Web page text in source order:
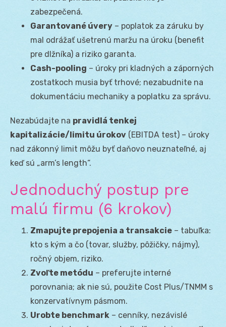
zabezpečená.
Garantované úvery – poplatok za záruku by
mal odrážať ušetrenú maržu na úroku (benefit
pre dlžníka) a riziko garanta.
Cash-pooling – úroky pri kladných a záporných
zostatkoch musia byť trhové; nezabudnite na
dokumentáciu mechaniky a poplatku za správu.
Nezabúdajte na pravidlá tenkej
kapitalizácie/limitu úrokov (EBITDA test) – úroky
nad zákonný limit môžu byť daňovo neuznateľné, aj
keď sú „arm’s length“.
Jednoduchý postup pre
malú firmu (6 krokov)
Zmapujte prepojenia a transakcie – tabuľka:
kto s kým a čo (tovar, služby, pôžičky, nájmy),
ročný objem, riziko.
Zvoľte metódu – preferujte interné
porovnania; ak nie sú, použite Cost Plus/TNMM s
konzervatívnym pásmom.
Urobte benchmark – cenníky, nezávislé